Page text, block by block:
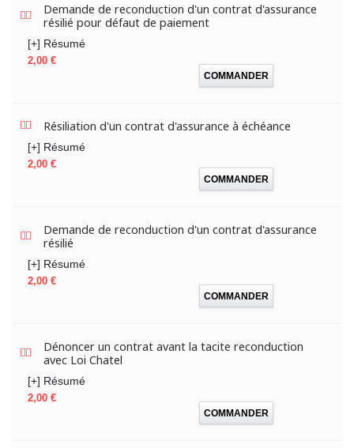
Demande de reconduction d'un contrat d'assurance
résilié pour défaut de paiement
[+] Résumé
Prix
2,00 €
COMMANDER
Résiliation d'un contrat d'assurance à échéance
[+] Résumé
Prix
2,00 €
COMMANDER
Demande de reconduction d'un contrat d'assurance
résilié
[+] Résumé
Prix
2,00 €
COMMANDER
Dénoncer un contrat avant la tacite reconduction
avec Loi Chatel
[+] Résumé
Prix
2,00 €
COMMANDER